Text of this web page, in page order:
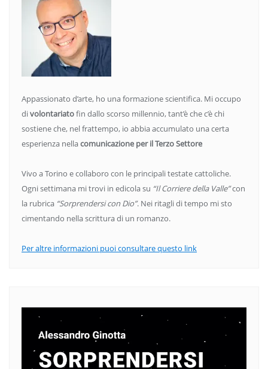
Appassionato d’arte, ho una formazione scientifica. Mi occupo
divolontariatofin dallo scorso millennio, tant’è che c’è chi
sostiene che, nel frattempo, io abbia accumulato una certa
esperienza nellacomunicazione per il Terzo Settore
Vivo a Torino e collaboro con le principali testate cattoliche.
Ogni settimana mi trovi in edicola su “Il Corriere della Valle”con
la rubrica “Sorprendersi con Dio”. Nei ritagli di tempo mi sto
cimentando nella scrittura di un romanzo.
Per altre informazioni puoi consultare questo link